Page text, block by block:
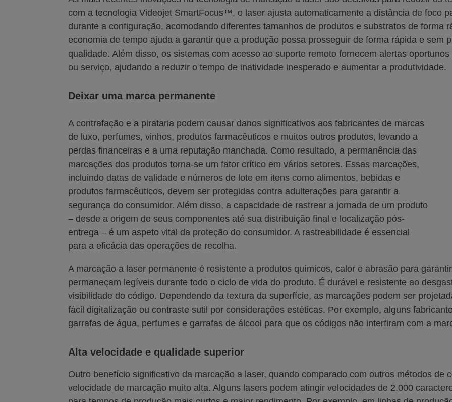
com a tecnologia Videojet SmartFocus™, o laser ajusta automaticamente a distância de foco
durante a configuração, acomodando diferentes tamanhos de produtos e substratos de forma
economia de tempo ajuda a garantir que a produção possa prosseguir de forma rápida e sem
qualidade. Além disso, os sistemas com acesso ao suporte remoto fornecem alertas
ou serviço, ajudando a reduzir o tempo de inatividade inesperado e aumentar a produtividade.
Deixar uma marca permanente
A contrafação e a pirataria podem causar danos significativos aos fabricantes de marcas
de luxo, perfumes, vinhos, produtos farmacêuticos e muitos outros produtos, levando a
perdas financeiras e a uma reputação manchada. Como resultado, a permanência das
marcações dos produtos torna-se um fator crítico em vários setores. Essas marcações,
incluindo datas de validade e números de lote em itens como alimentos, bebidas e
produtos farmacêuticos, devem ser protegidas contra adulterações para garantir a
segurança do consumidor. Além disso, a capacidade de rastrear a jornada de um produto
– desde a origem de seus componentes até sua distribuição final e localização pós-
entrega – é um aspeto vital da proteção do consumidor. A rastreabilidade é essencial
para a eficácia das operações de recolha.
A marcação a laser permanente é resistente a produtos químicos, calor e abrasão para
permaneçam legíveis durante todo o ciclo de vida do produto. É durável e resistente ao
visibilidade do código. Dependendo da textura da superfície, as marcações podem ser
fácil digitalização ou contraste sutil por considerações estéticas. Por exemplo, alguns
garrafas de água, perfumes e garrafas de álcool para que os códigos não interfiram com a
Alta velocidade e qualidade superior
Outro benefício significativo da marcação a laser, quando comparado com outros métodos de
velocidade de marcação muito alta. Alguns lasers podem atingir velocidades de 2.000